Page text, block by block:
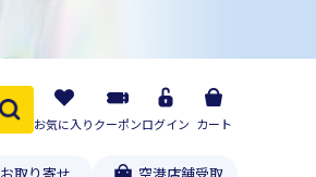
お気に入りクーポンログイン カート